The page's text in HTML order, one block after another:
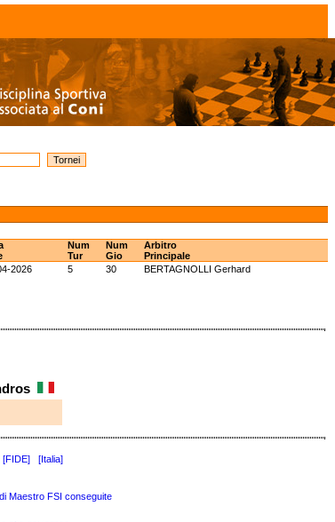
Num
Tur
Num
Gio
Arbitro
Principale
2026 5 30
BERTAGNOLLI Gerhard
[FIDE]
[Italia]
Maestro FSI conseguite